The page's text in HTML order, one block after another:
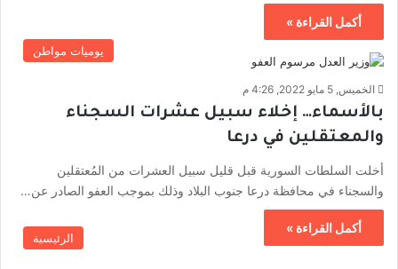
أكمل القراءة »
يوميات مواطن
الخميس, 5 مايو 2022, 4:26 م
بالأسماء… إخلاء سبيل عشرات السجناء
والمعتقلين في درعا
أخلت السلطات السورية قبل قليل سبيل العشرات من المُعتقلين
والسجناء في محافظة درعا جنوب البلاد وذلك بموجب العفو الصادر عن…
أكمل القراءة »
الرئيسية